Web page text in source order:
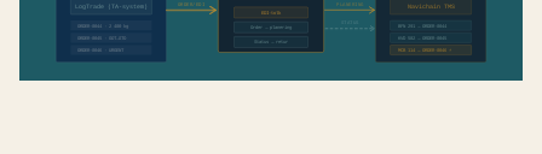
LogTrade (TA-system)
ORDER-0044 · 2 400 kg
ORDER-0045 · GOT→STO
ORDER-0046 · URGENT
ORDER/EDI
EDI-tolk
Order → planering
Status → retur
PLANERING Navichain TMS
BFN 291 → ORDER-0044
KVD 582 → ORDER-0045
MCB 114 → ORDER-0046 ⚡